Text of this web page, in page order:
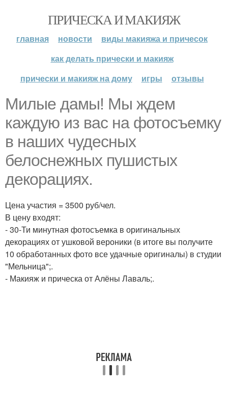
ПРИЧЕСКА И МАКИЯЖ
главная новости
виды макияжа и причесок
как делать прически и макияж
прически и макияж на дому
игры отзывы
Милые дамы! Мы ждем
каждую из вас на фотосъемку
в наших чудесных
белоснежных пушистых
декорациях.
Цена участия = 3500 руб/чел.
В цену входят:
- 30-Ти минутная фотосъемка в оригинальных
декорациях от ушковой вероники (в итоге вы получите
10 обработанных фото все удачные оригиналы) в студии
"Мельница";.
- Макияж и прическа от Алёны Лаваль;.